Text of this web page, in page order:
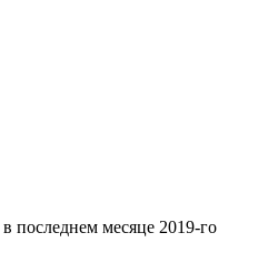
последнем месяце 2019-го